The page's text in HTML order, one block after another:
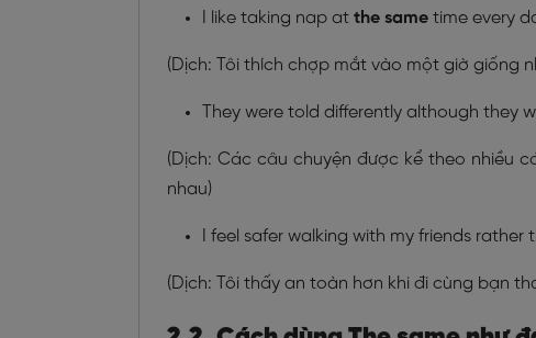
I like taking nap at the same time every
(Dịch: Tôi thích chợp mắt vào một giờ giống
They were told differently although they
(Dịch: Các câu chuyện được kể theo nhiều
nhau)
I feel safer walking with my friends rather
(Dịch: Tôi thấy an toàn hơn khi đi cùng bạn